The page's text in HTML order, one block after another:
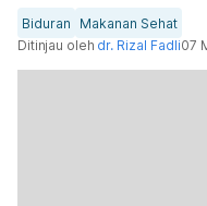
Biduran
Makanan Sehat
Ditinjau oleh dr. Rizal Fadli07